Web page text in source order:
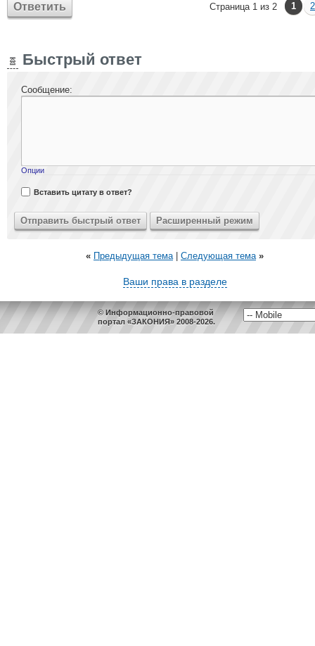
Ответить Страница 1 из 2 1 2
Быстрый ответ
Сообщение:
Опции
Вставить цитату в ответ?
« Предыдущая тема| Следующая тема »
Ваши права в разделе
© Информационно-правовой
портал «ЗАКОНИЯ» 2008-2026.